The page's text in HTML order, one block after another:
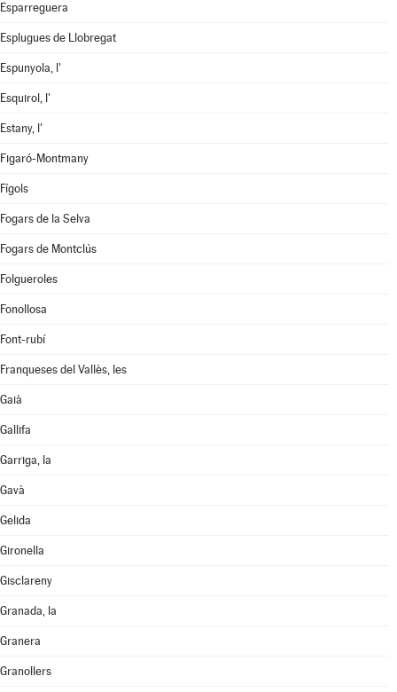
Esparreguera
Esplugues de Llobregat
Espunyola, l'
Esquirol, l'
Estany, l'
Figaró-Montmany
Fígols
Fogars de la Selva
Fogars de Montclús
Folgueroles
Fonollosa
Font-rubí
Franqueses del Vallès, les
Gaià
Gallifa
Garriga, la
Gavà
Gelida
Gironella
Gisclareny
Granada, la
Granera
Granollers